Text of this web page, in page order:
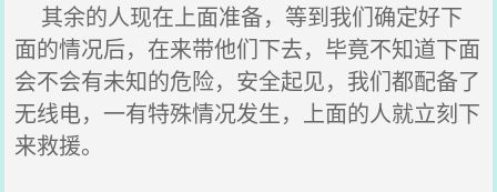
其余的人现在上面准备，等到我们确定好下
面的情况后，在来带他们下去，毕竟不知道下面
会不会有未知的危险，安全起见，我们都配备了
无线电，一有特殊情况发生，上面的人就立刻下
来救援。